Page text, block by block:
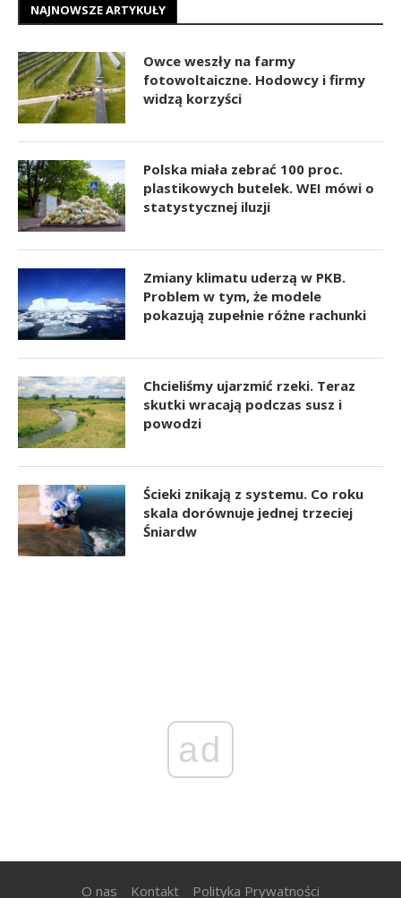
NAJNOWSZE ARTYKUŁY
Owce weszły na farmy
fotowoltaiczne. Hodowcy i firmy
widzą korzyści
Polska miała zebrać 100 proc.
plastikowych butelek. WEI mówi o
statystycznej iluzji
Zmiany klimatu uderzą w PKB.
Problem w tym, że modele
pokazują zupełnie różne rachunki
Chcieliśmy ujarzmić rzeki. Teraz
skutki wracają podczas susz i
powodzi
Ścieki znikają z systemu. Co roku
skala dorównuje jednej trzeciej
Śniardw
ad
O nas Kontakt Polityka Prywatności